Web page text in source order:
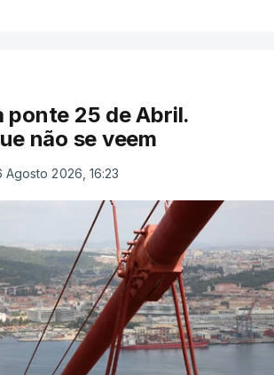
ponte 25 de Abril.
não se veem
2026, 16:23